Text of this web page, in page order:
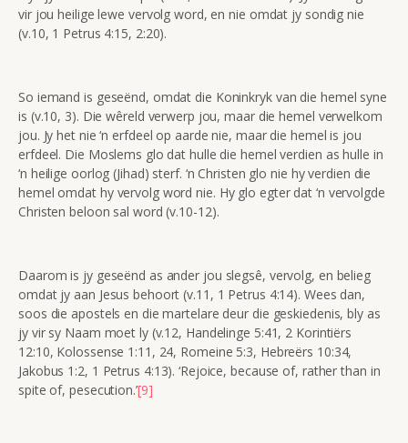
vir jou heilige lewe vervolg word, en nie omdat jy sondig nie
(v.10, 1 Petrus 4:15, 2:20).
So iemand is geseënd, omdat die Koninkryk van die hemel syne
is (v.10, 3). Die wêreld verwerp jou, maar die hemel verwelkom
jou. Jy het nie ‘n erfdeel op aarde nie, maar die hemel is jou
erfdeel. Die Moslems glo dat hulle die hemel verdien as hulle in
‘n heilige oorlog (Jihad) sterf. ‘n Christen glo nie hy verdien die
hemel omdat hy vervolg word nie. Hy glo egter dat ‘n vervolgde
Christen beloon sal word (v.10-12).
Daarom is jy geseënd as ander jou slegsê, vervolg, en belieg
omdat jy aan Jesus behoort (v.11, 1 Petrus 4:14). Wees dan,
soos die apostels en die martelare deur die geskiedenis, bly as
jy vir sy Naam moet ly (v.12, Handelinge 5:41, 2 Korintiërs
12:10, Kolossense 1:11, 24, Romeine 5:3, Hebreërs 10:34,
Jakobus 1:2, 1 Petrus 4:13). ‘Rejoice, because of, rather than in
spite of, pesecution.’[9]